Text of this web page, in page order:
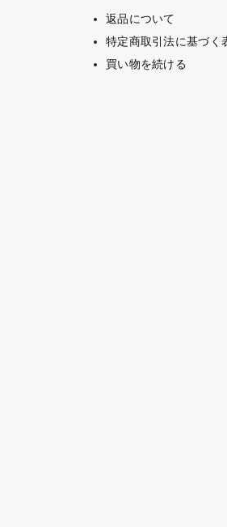
返品について
特定商取引法に基づく
買い物を続ける